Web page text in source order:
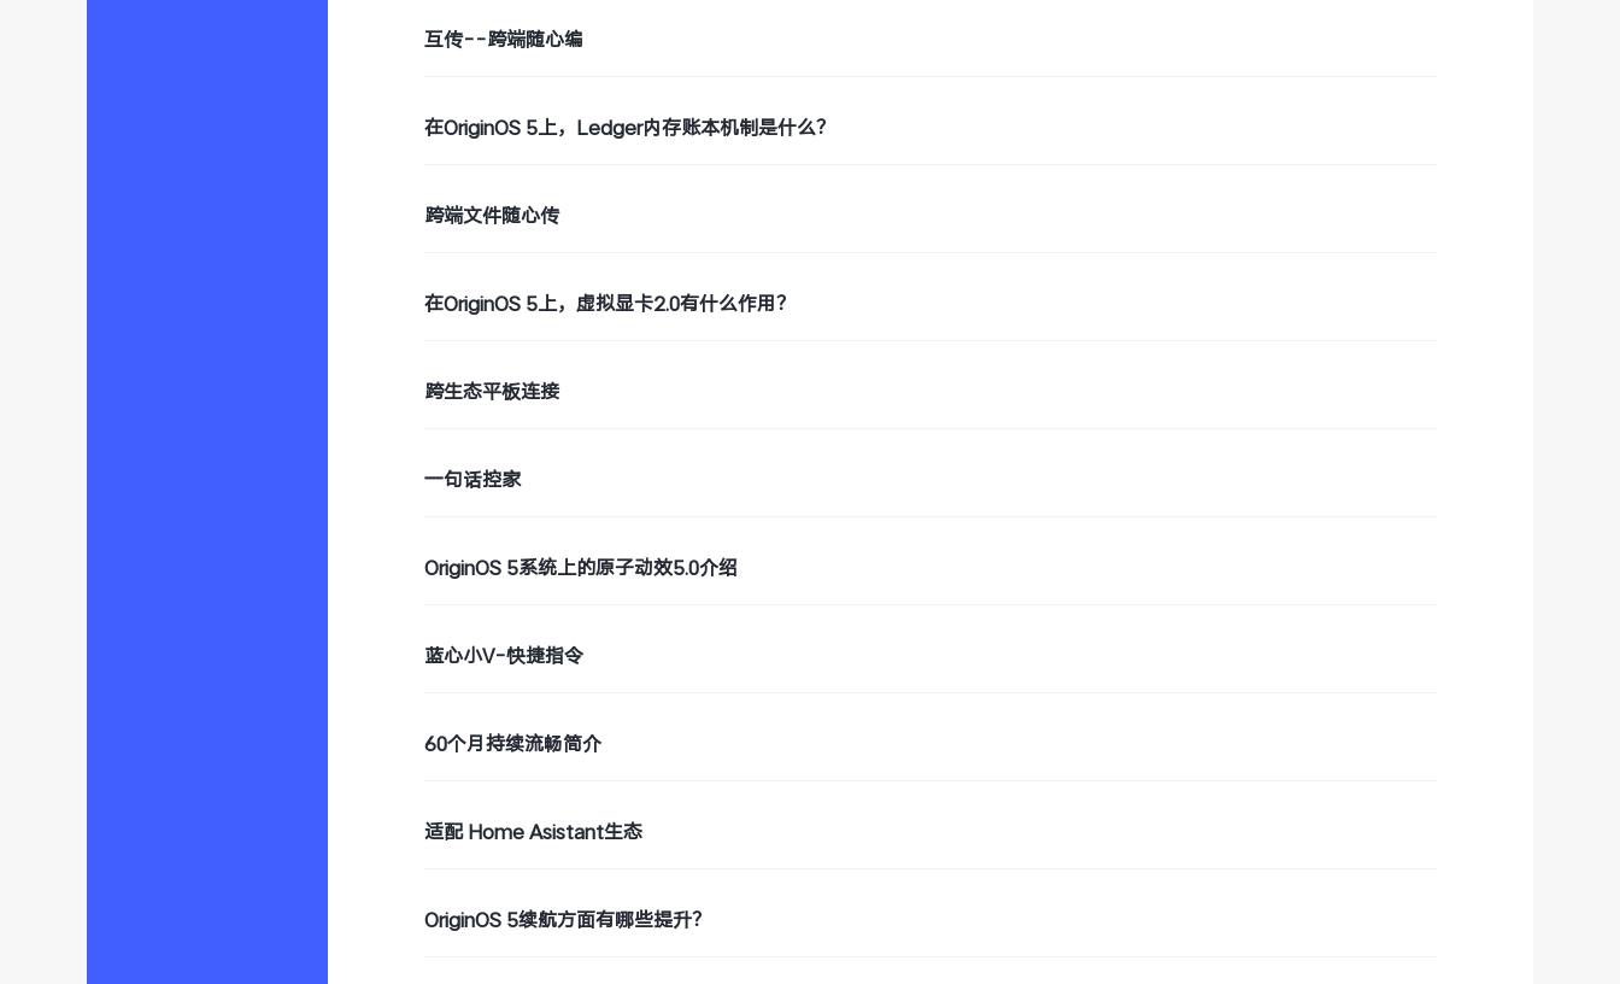
互传--跨端随心编
在OriginOS 5上，Ledger内存账本机制是什么？
跨端文件随心传
在OriginOS 5上，虚拟显卡2.0有什么作用？
跨生态平板连接
一句话控家
OriginOS 5系统上的原子动效5.0介绍
蓝心小V-快捷指令
60个月持续流畅简介
适配 Home Asistant生态
OriginOS 5续航方面有哪些提升？